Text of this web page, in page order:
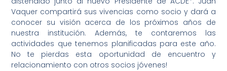
Vaquer compartirá sus vivencias como socio y dará a
conocer su visión acerca de los próximos años de
nuestra institución. Además, te contaremos las
actividades que tenemos planificadas para este año.
No te pierdas esta oportunidad de encuentro y
relacionamiento con otros socios jóvenes!